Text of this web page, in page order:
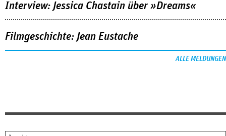
Interview: Jessica Chastain über »Dreams«
Filmgeschichte: Jean Eustache
ALLE MELDUNGEN